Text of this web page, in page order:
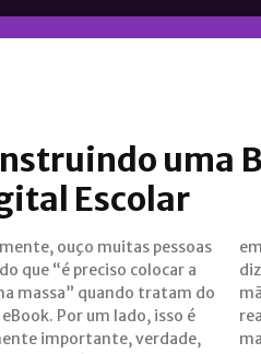
uma
Escolar
ouço muitas pessoas
que “é preciso colocar a
massa” quando tratam do
Por um lado, isso é
importante, verdade,
que percebo mais gente
que “é preciso colocar a
massa“, do que gente que
colocou a mão na